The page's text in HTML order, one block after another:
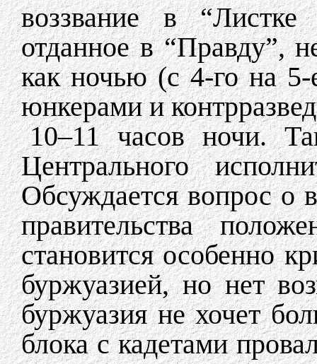
воззвание в “Листке
отданное в “Правду”,
как ночью (с 4-го на 5-
юнкерами и
10–11 часов ночи.
Центрального
Обсуждается вопрос о
правительства
становится особенно
буржуазией, но нет
буржуазия не хочет
блока с кадетами